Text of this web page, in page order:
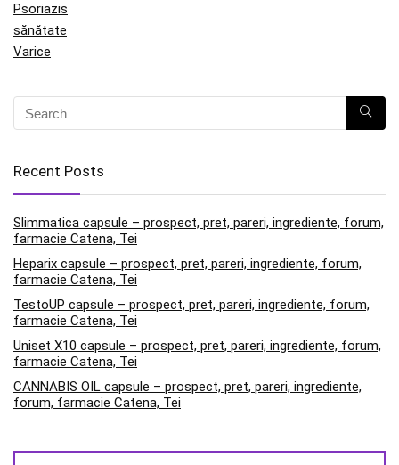
Psoriazis
sănătate
Varice
Recent Posts
Slimmatica capsule – prospect, pret, pareri, ingrediente, forum,
farmacie Catena, Tei
Heparix capsule – prospect, pret, pareri, ingrediente, forum,
farmacie Catena, Tei
TestoUP capsule – prospect, pret, pareri, ingrediente, forum,
farmacie Catena, Tei
Uniset X10 capsule – prospect, pret, pareri, ingrediente, forum,
farmacie Catena, Tei
CANNABIS OIL capsule – prospect, pret, pareri, ingrediente,
forum, farmacie Catena, Tei